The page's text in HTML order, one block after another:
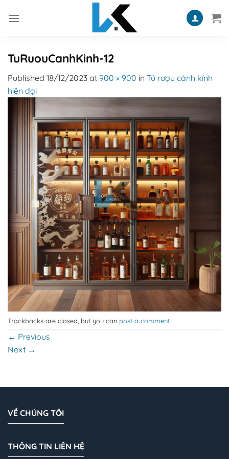
TuRuouCanhKinh-12
Published 18/12/2023 at 900 × 900 in Tủ rượu cánh kính
hiện đại
Trackbacks are closed, but you can post a comment.
← Previous
Next →
VỀ CHÚNG TÔI
THÔNG TIN LIÊN HỆ